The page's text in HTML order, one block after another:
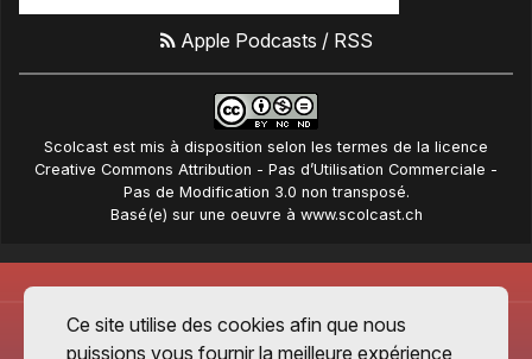
Apple Podcasts / RSS
Scolcast est mis à disposition selon les termes de la licence
Creative Commons Attribution - Pas d’Utilisation Commerciale -
Pas de Modification 3.0 non transposé.
Basé(e) sur une oeuvre à www.scolcast.ch
Ce site utilise des cookies afin que nous
puissions vous fournir la meilleure expérience